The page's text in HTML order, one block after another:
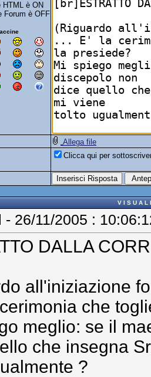
è ON
Forum è OFF
Allega file
Clicca qui per
V I S U A L
- 26/11/2005 :
DALLA
all'iniziazione
che
meglio: se il
che insegna
?